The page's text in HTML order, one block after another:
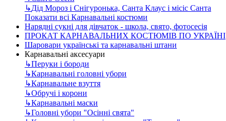
↳Дід Мороз і Снігуронька, Санта Клаус і місіс Санта
Показати всі Карнавальні костюми
Нарядні сукні для дівчаток - школа, свято, фотосесія
ПРОКАТ КАРНАВАЛЬНИХ КОСТЮМІВ ПО УКРАЇНІ
Шаровари українські та карнавальні штани
Карнавальні аксесуари
↳Перуки і бороди
↳Карнавальні головні убори
↳Карнавальне взуття
↳Обручі і корони
↳Карнавальні маски
↳Головні убори "Осінні свята"